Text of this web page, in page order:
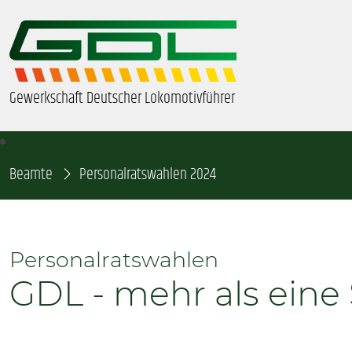
Gewerkschaft Deutscher Lokomotivführer
ÜBER UNS
GDL-JUGEND
BEAMTE
Beamte Personalratswahlen 2024
Personalratswahlen
GDL - mehr als eine